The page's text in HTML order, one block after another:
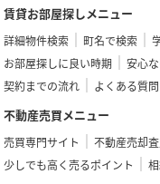
賃貸お部屋探しメニュー
詳細物件検索 町名で検索
お部屋探しに良い時期
安心
契約までの流れ
よくある質問
不動産売買メニュー
売買専門サイト 不動産売却
少しでも高く売るポイント